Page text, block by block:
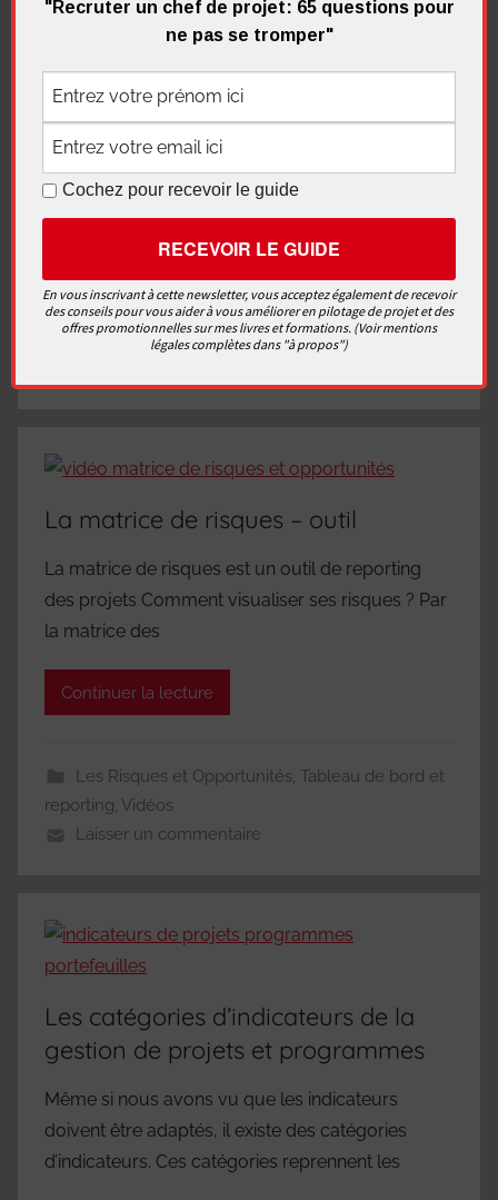
Le processus d’estimation
Un projet est une volonté d’obtenir un résultat,
quel qu’il soit. Le projet se situe donc dans l’avenir,
et tout
Continuer la lecture
Démarrer un projet,Indicateurs et KPI,Les outils
et méthodes,Piloter et anticiper,Tableau de bord et
reporting
Vidéos
La matrice de risques – outil
La matrice de risques est un outil de reporting
des projets Comment visualiser ses risques ? Par
la matrice des
Continuer la lecture
Les Risques et Opportunités, Tableau de bord et
reporting, Vidéos
Laisser un commentaire
Les catégories d’indicateurs de la
gestion de projets et programmes
Même si nous avons vu que les indicateurs
doivent être adaptés, il existe des catégories
d’indicateurs. Ces catégories reprennent les
"Recruter un chef de projet: 65 questions pour
ne pas se tromper"
Cochez pour recevoir le guide
En vous inscrivant à cette newsletter, vous acceptez également de recevoir
des conseils pour vous aider à vous améliorer en pilotage de projet et des
offres promotionnelles sur mes livres et formations. (Voir mentions
légales complètes dans "à propos")